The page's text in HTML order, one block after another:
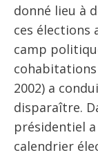
donné lieu à
ces élections
camp
cohabitations
2002) a
disparaître.
présidentiel
calendrier